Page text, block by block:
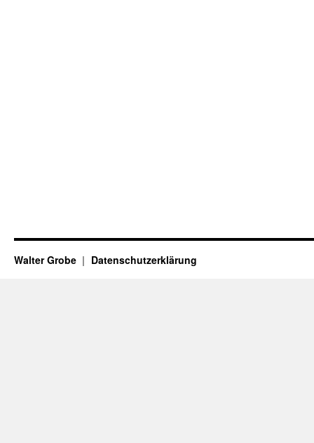
Walter Grobe Datenschutzerklärung